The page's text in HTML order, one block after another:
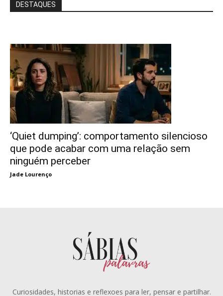
DESTAQUES
‘Quiet dumping’: comportamento silencioso
que pode acabar com uma relação sem
ninguém perceber
Jade Lourenço
Curiosidades, historias e reflexoes para ler, pensar e partilhar.